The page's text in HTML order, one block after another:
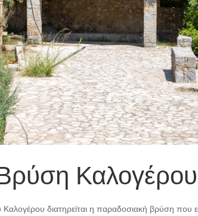
Καλογέρου
Καλογέρου διατηρείται η παραδοσιακή βρύση που